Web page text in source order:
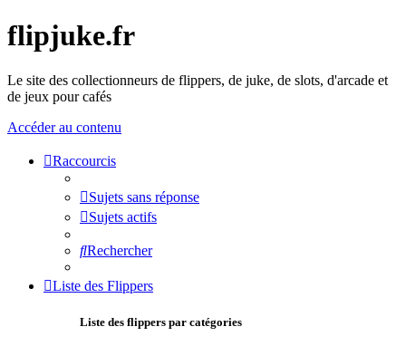
flipjuke.fr
Le site des collectionneurs de flippers, de juke, de slots, d'arcade et
de jeux pour cafés
Accéder au contenu
Raccourcis
Sujets sans réponse
Sujets actifs
Rechercher
Liste des Flippers
Liste des flippers par catégories